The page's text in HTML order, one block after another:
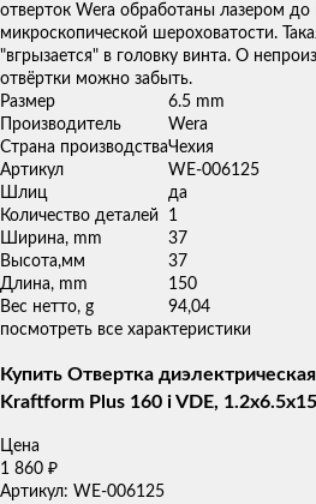
отверток Wera обработаны лазером до
микроскопической шероховатости.
"вгрызается" в головку винта. О
отвёртки можно забыть.
Размер
6.5 mm
Производитель
Wera
Страна производстваЧехия
Артикул
WE-006125
Шлиц
да
Количество деталей
1
Ширина, mm
37
Высота,мм
37
Длина, mm
150
Вес нетто, g
94,04
посмотреть все характеристики
Купить Отвертка
Kraftform Plus 160 i VDE,
Цена
1 860 ₽
Артикул: WE-006125